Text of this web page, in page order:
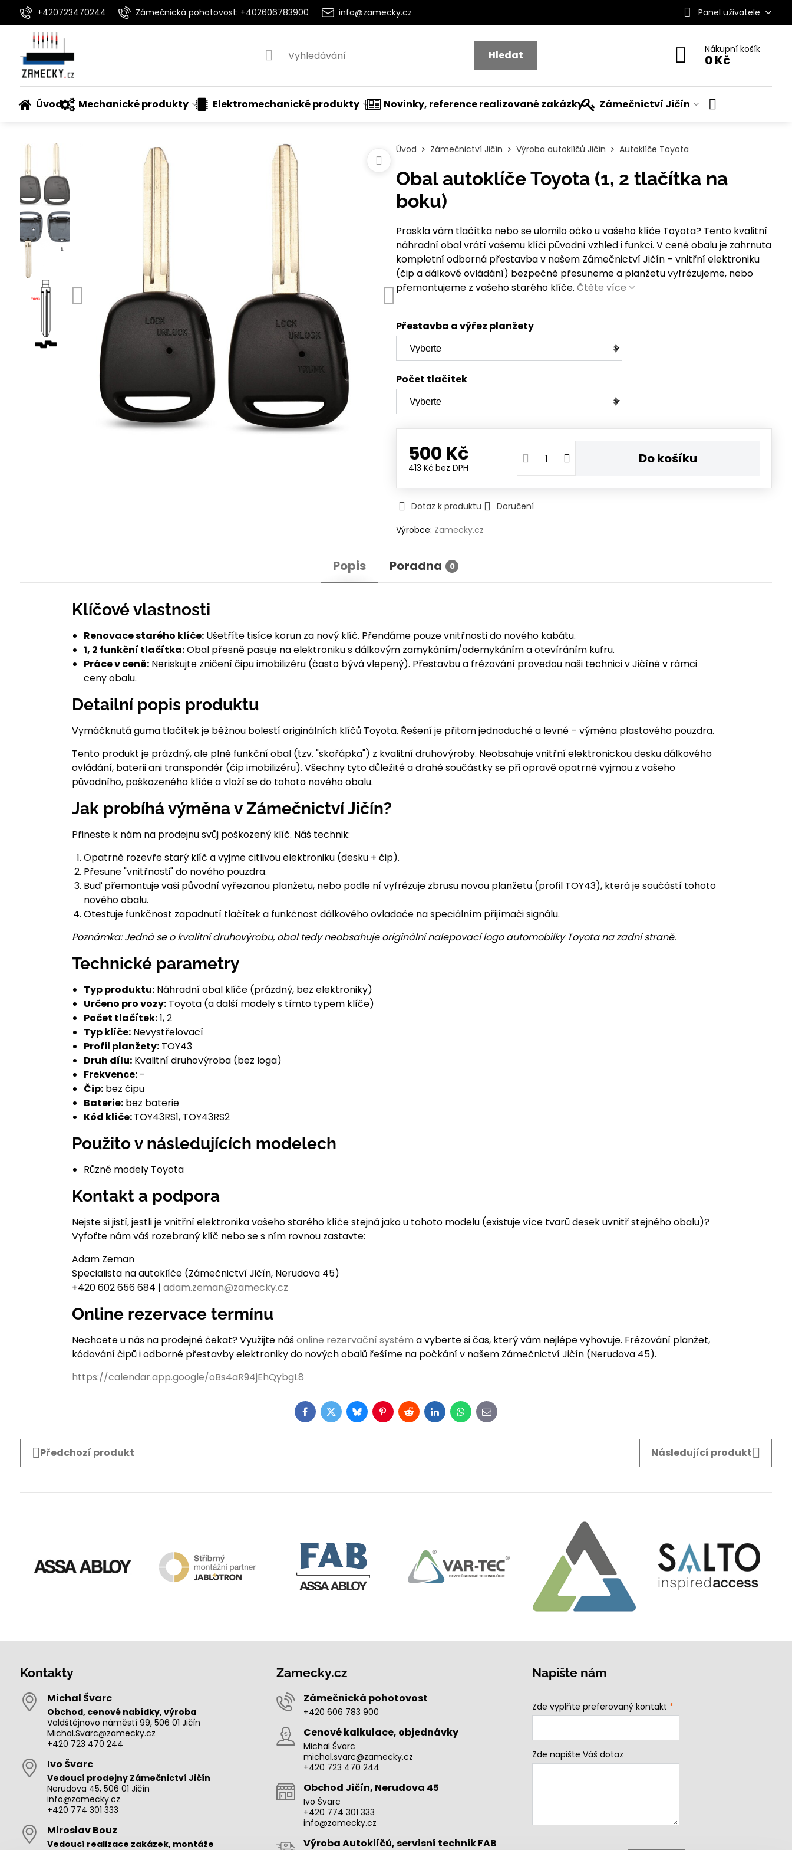
+420723470244 Zámečnická pohotovost: +402606783900 info@zamecky.cz Panel uživatele
Hledat Nákupní košík
0 Kč
Úvod Mechanické produkty Elektromechanické produkty Novinky, reference realizované zakázky Zámečnictví Jičín
Úvod Zámečnictví Jičín Výroba autoklíčů Jičín Autoklíče Toyota
Obal autoklíče Toyota (1, 2 tlačítka na
boku)
Praskla vám tlačítka nebo se ulomilo očko u vašeho klíče Toyota? Tento kvalitní
náhradní obal vrátí vašemu klíči původní vzhled i funkci. V ceně obalu je zahrnuta
kompletní odborná přestavba v našem Zámečnictví Jičín – vnitřní elektroniku
(čip a dálkové ovládání) bezpečně přesuneme a planžetu vyfrézujeme, nebo
přemontujeme z vašeho starého klíče. Čtěte více
Přestavba a výřez planžety
Počet tlačítek
500 Kč
413 Kč bez DPH
Do košíku
Dotaz k produktu
Doručení
Výrobce: Zamecky.cz
Popis Poradna 0
Klíčové vlastnosti
Renovace starého klíče:Ušetříte tisíce korun za nový klíč. Přendáme pouze vnitřnosti do nového kabátu.
1, 2 funkční tlačítka:Obal přesně pasuje na elektroniku s dálkovým zamykáním/odemykáním a otevíráním kufru.
Práce v ceně:Neriskujte zničení čipu imobilizéru (často bývá vlepený). Přestavbu a frézování provedou naši technici v Jičíně v rámci
ceny obalu.
Detailní popis produktu
Vymáčknutá guma tlačítek je běžnou bolestí originálních klíčů Toyota. Řešení je přitom jednoduché a levné – výměna plastového pouzdra.
Tento produkt je prázdný, ale plně funkční obal (tzv. "skořápka") z kvalitní druhovýroby. Neobsahuje vnitřní elektronickou desku dálkového
ovládání, baterii ani transpondér (čip imobilizéru). Všechny tyto důležité a drahé součástky se při opravě opatrně vyjmou z vašeho
původního, poškozeného klíče a vloží se do tohoto nového obalu.
Jak probíhá výměna v Zámečnictví Jičín?
Přineste k nám na prodejnu svůj poškozený klíč. Náš technik:
Opatrně rozevře starý klíč a vyjme citlivou elektroniku (desku + čip).
Přesune "vnitřnosti" do nového pouzdra.
Buď přemontuje vaši původní vyřezanou planžetu, nebo podle ní vyfrézuje zbrusu novou planžetu (profil TOY43), která je součástí tohoto
nového obalu.
Otestuje funkčnost zapadnutí tlačítek a funkčnost dálkového ovladače na speciálním přijímači signálu.
Poznámka: Jedná se o kvalitní druhovýrobu, obal tedy neobsahuje originální nalepovací logo automobilky Toyota na zadní straně.
Technické parametry
Typ produktu:Náhradní obal klíče (prázdný, bez elektroniky)
Určeno pro vozy:Toyota (a další modely s tímto typem klíče)
Počet tlačítek:1, 2
Typ klíče:Nevystřelovací
Profil planžety:TOY43
Druh dílu:Kvalitní druhovýroba (bez loga)
Frekvence:-
Čip:bez čipu
Baterie:bez baterie
Kód klíče:TOY43RS1, TOY43RS2
Použito v následujících modelech
Různé modely Toyota
Kontakt a podpora
Nejste si jistí, jestli je vnitřní elektronika vašeho starého klíče stejná jako u tohoto modelu (existuje více tvarů desek uvnitř stejného obalu)?
Vyfoťte nám váš rozebraný klíč nebo se s ním rovnou zastavte:
Adam Zeman
Specialista na autoklíče (Zámečnictví Jičín, Nerudova 45)
+420 602 656 684 | adam.zeman@zamecky.cz
Online rezervace termínu
Nechcete u nás na prodejně čekat? Využijte nášonline rezervační systém a vyberte si čas, který vám nejlépe vyhovuje. Frézování planžet,
kódování čipů i odborné přestavby elektroniky do nových obalů řešíme na počkání v našem Zámečnictví Jičín (Nerudova 45).
https://calendar.app.google/oBs4aR94jEhQybgL8
Facebook
TwitterBlueskyPinterest
RedditLinkedInWhatsApp
E-
mail
Předchozí produkt Následující produkt
Kontakty
Michal Švarc
Obchod, cenové nabídky, výroba
Valdštějnovo náměstí 99, 506 01 Jičín
Michal.Svarc@zamecky.cz
+420 723 470 244
Ivo Švarc
Vedoucí prodejny Zámečnictví Jičín
Nerudova 45, 506 01 Jičín
info@zamecky.cz
+420 774 301 333
Miroslav Bouz
Vedoucí realizace zakázek, montáže
Zamecky.cz
Zámečnická pohotovost
+420 606 783 900
Cenové kalkulace, objednávky
Michal Švarc
michal.svarc@zamecky.cz
+420 723 470 244
Obchod Jičín, Nerudova 45
Ivo Švarc
+420 774 301 333
info@zamecky.cz
Výroba Autoklíčů, servisní technik FAB
Napište nám
Zde vyplňte preferovaný kontakt *
Zde napište Váš dotaz